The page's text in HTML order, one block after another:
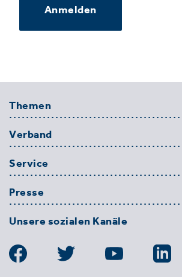
Anmelden
Themen
Verband
Service
Presse
Unsere sozialen Kanäle